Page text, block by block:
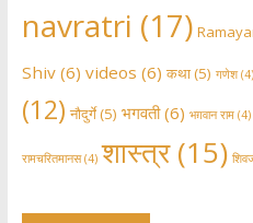
navratri (17)
Shiv(6) videos (6) कथा(5) गणेश(4)
(12) नौदुर्गे(5) भगवती(6) भग़वान राम(4)
रामचरितमानस(4) शास्त्र(15)